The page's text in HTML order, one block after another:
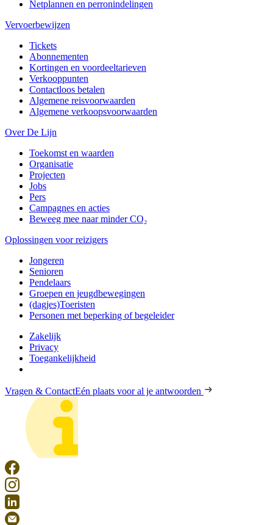
Netplannen en perronindelingen
Vervoerbewijzen
Tickets
Abonnementen
Kortingen en voordeeltarieven
Verkooppunten
Contactloos betalen
Algemene reisvoorwaarden
Algemene verkoopsvoorwaarden
Over De Lijn
Toekomst en waarden
Organisatie
Projecten
Jobs
Pers
Campagnes en acties
Beweeg mee naar minder CO₂
Oplossingen voor reizigers
Jongeren
Senioren
Pendelaars
Groepen en jeugdbewegingen
(dagjes)Toeristen
Personen met beperking of begeleider
Zakelijk
Privacy
Toegankelijkheid
Vragen & ContactEén plaats voor al je antwoorden